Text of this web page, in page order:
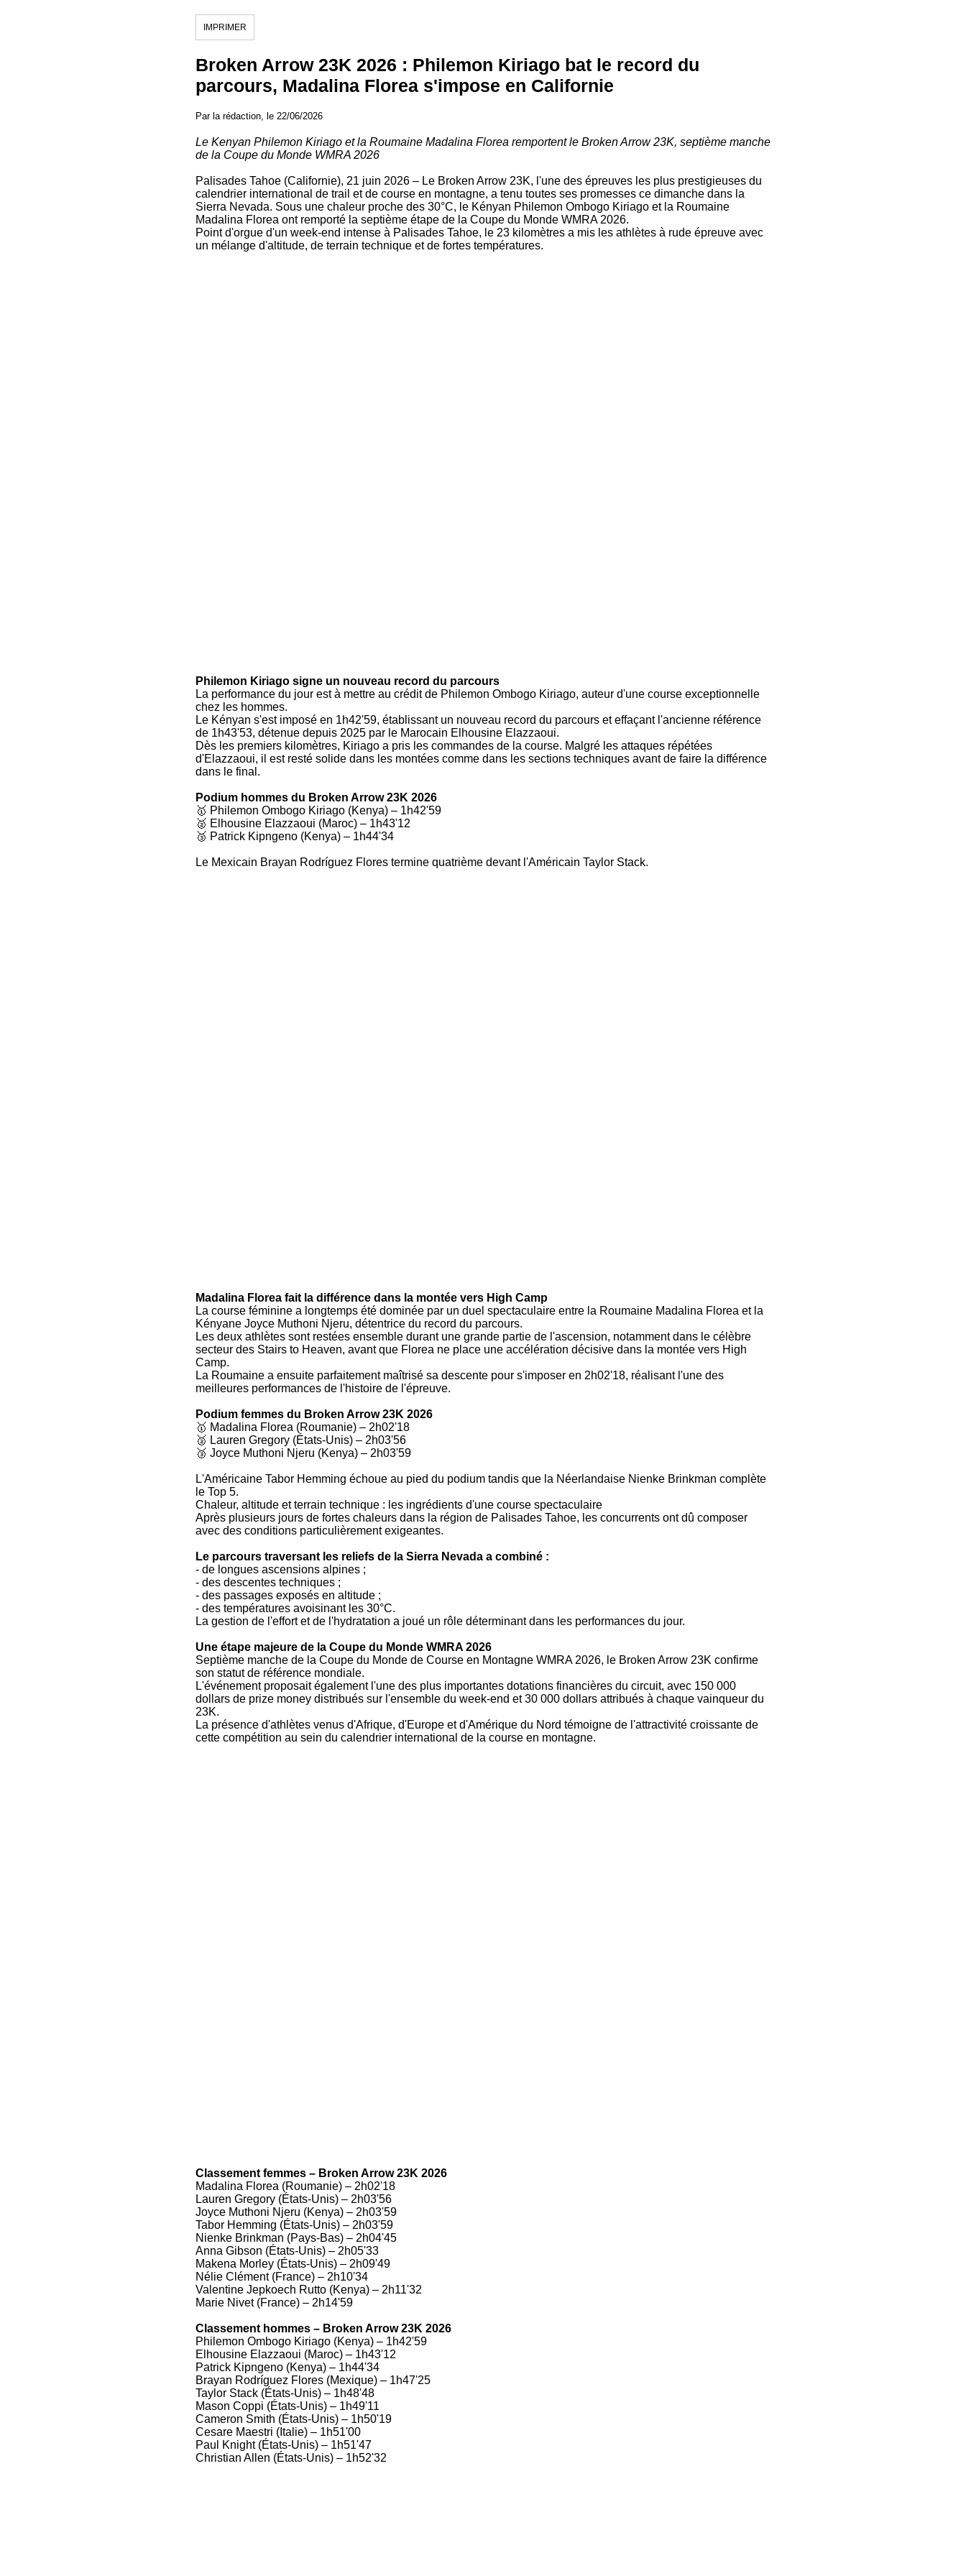
IMPRIMER
Broken Arrow 23K 2026 : Philemon Kiriago bat le record du
parcours, Madalina Florea s'impose en Californie
Par la rédaction, le 22/06/2026
Le Kenyan Philemon Kiriago et la Roumaine Madalina Florea remportent le Broken Arrow 23K, septième manche
de la Coupe du Monde WMRA 2026
Palisades Tahoe (Californie), 21 juin 2026 – Le Broken Arrow 23K, l'une des épreuves les plus prestigieuses du
calendrier international de trail et de course en montagne, a tenu toutes ses promesses ce dimanche dans la
Sierra Nevada. Sous une chaleur proche des 30°C, le Kényan Philemon Ombogo Kiriago et la Roumaine
Madalina Florea ont remporté la septième étape de la Coupe du Monde WMRA 2026.
Point d'orgue d'un week-end intense à Palisades Tahoe, le 23 kilomètres a mis les athlètes à rude épreuve avec
un mélange d'altitude, de terrain technique et de fortes températures.
Philemon Kiriago signe un nouveau record du parcours
La performance du jour est à mettre au crédit de Philemon Ombogo Kiriago, auteur d'une course exceptionnelle
chez les hommes.
Le Kényan s'est imposé en 1h42'59, établissant un nouveau record du parcours et effaçant l'ancienne référence
de 1h43'53, détenue depuis 2025 par le Marocain Elhousine Elazzaoui.
Dès les premiers kilomètres, Kiriago a pris les commandes de la course. Malgré les attaques répétées
d'Elazzaoui, il est resté solide dans les montées comme dans les sections techniques avant de faire la différence
dans le final.
Podium hommes du Broken Arrow 23K 2026
🥇 Philemon Ombogo Kiriago (Kenya) – 1h42'59
🥈 Elhousine Elazzaoui (Maroc) – 1h43'12
🥉 Patrick Kipngeno (Kenya) – 1h44'34
Le Mexicain Brayan Rodríguez Flores termine quatrième devant l'Américain Taylor Stack.
Madalina Florea fait la différence dans la montée vers High Camp
La course féminine a longtemps été dominée par un duel spectaculaire entre la Roumaine Madalina Florea et la
Kényane Joyce Muthoni Njeru, détentrice du record du parcours.
Les deux athlètes sont restées ensemble durant une grande partie de l'ascension, notamment dans le célèbre
secteur des Stairs to Heaven, avant que Florea ne place une accélération décisive dans la montée vers High
Camp.
La Roumaine a ensuite parfaitement maîtrisé sa descente pour s'imposer en 2h02'18, réalisant l'une des
meilleures performances de l'histoire de l'épreuve.
Podium femmes du Broken Arrow 23K 2026
🥇 Madalina Florea (Roumanie) – 2h02'18
🥈 Lauren Gregory (États-Unis) – 2h03'56
🥉 Joyce Muthoni Njeru (Kenya) – 2h03'59
L'Américaine Tabor Hemming échoue au pied du podium tandis que la Néerlandaise Nienke Brinkman complète
le Top 5.
Chaleur, altitude et terrain technique : les ingrédients d'une course spectaculaire
Après plusieurs jours de fortes chaleurs dans la région de Palisades Tahoe, les concurrents ont dû composer
avec des conditions particulièrement exigeantes.
Le parcours traversant les reliefs de la Sierra Nevada a combiné :
- de longues ascensions alpines ;
- des descentes techniques ;
- des passages exposés en altitude ;
- des températures avoisinant les 30°C.
La gestion de l'effort et de l'hydratation a joué un rôle déterminant dans les performances du jour.
Une étape majeure de la Coupe du Monde WMRA 2026
Septième manche de la Coupe du Monde de Course en Montagne WMRA 2026, le Broken Arrow 23K confirme
son statut de référence mondiale.
L'événement proposait également l'une des plus importantes dotations financières du circuit, avec 150 000
dollars de prize money distribués sur l'ensemble du week-end et 30 000 dollars attribués à chaque vainqueur du
23K.
La présence d'athlètes venus d'Afrique, d'Europe et d'Amérique du Nord témoigne de l'attractivité croissante de
cette compétition au sein du calendrier international de la course en montagne.
Classement femmes – Broken Arrow 23K 2026
Madalina Florea (Roumanie) – 2h02'18
Lauren Gregory (États-Unis) – 2h03'56
Joyce Muthoni Njeru (Kenya) – 2h03'59
Tabor Hemming (États-Unis) – 2h03'59
Nienke Brinkman (Pays-Bas) – 2h04'45
Anna Gibson (États-Unis) – 2h05'33
Makena Morley (États-Unis) – 2h09'49
Nélie Clément (France) – 2h10'34
Valentine Jepkoech Rutto (Kenya) – 2h11'32
Marie Nivet (France) – 2h14'59
Classement hommes – Broken Arrow 23K 2026
Philemon Ombogo Kiriago (Kenya) – 1h42'59
Elhousine Elazzaoui (Maroc) – 1h43'12
Patrick Kipngeno (Kenya) – 1h44'34
Brayan Rodríguez Flores (Mexique) – 1h47'25
Taylor Stack (États-Unis) – 1h48'48
Mason Coppi (États-Unis) – 1h49'11
Cameron Smith (États-Unis) – 1h50'19
Cesare Maestri (Italie) – 1h51'00
Paul Knight (États-Unis) – 1h51'47
Christian Allen (États-Unis) – 1h52'32